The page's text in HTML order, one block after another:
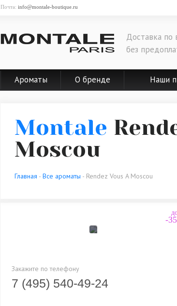
Почта: info@montale-boutique.ru
Доставка по
без
Ароматы О бренде Наши
Montale
Moscou
Главная - Все ароматы - Rendez Vous A Moscou
-
Закажите по телефону
7 (495) 540-49-24